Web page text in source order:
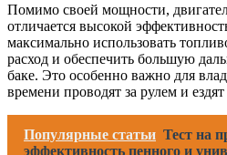
Помимо своей мощности,
отличается высокой
максимально использовать
расход и обеспечить большую
баке. Это особенно важно для
времени проводят за рулем и
Популярные статьи Тест на
эффективность пенного и